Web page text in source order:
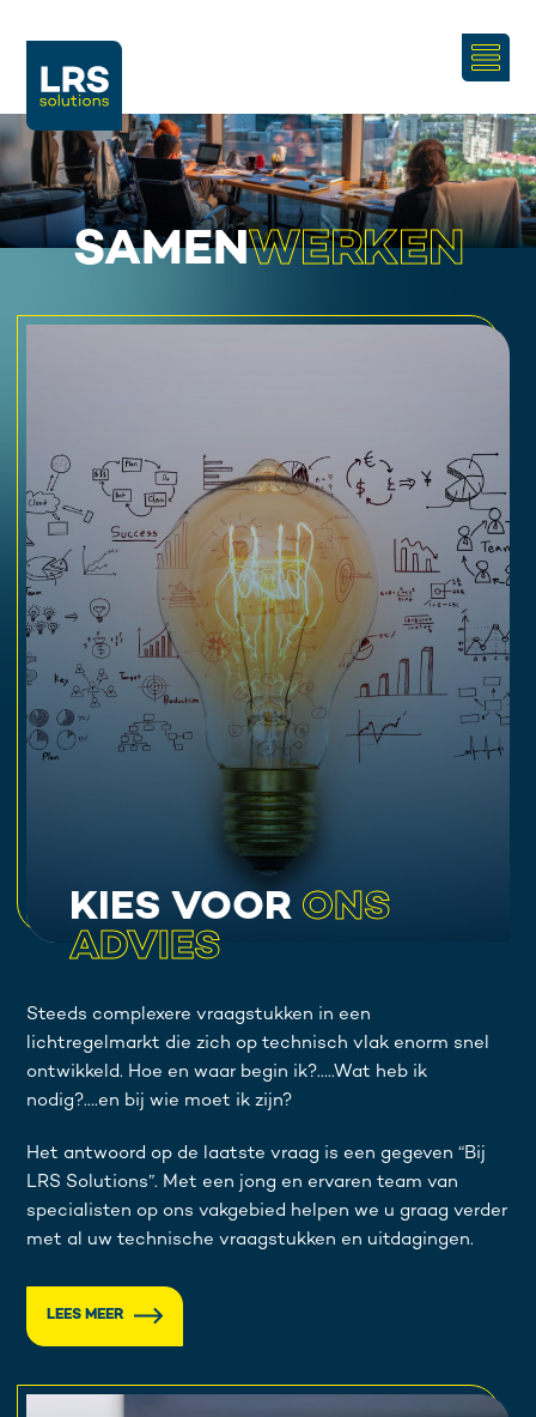
SAMENWERKEN
KIES VOOR ONS
ADVIES
Steeds complexere vraagstukken in een
lichtregelmarkt die zich op technisch vlak enorm snel
ontwikkeld. Hoe en waar begin ik?…..Wat heb ik
nodig?….en bij wie moet ik zijn?
Het antwoord op de laatste vraag is een gegeven “Bij
LRS Solutions”. Met een jong en ervaren team van
specialisten op ons vakgebied helpen we u graag verder
met al uw technische vraagstukken en uitdagingen.
LEES MEER